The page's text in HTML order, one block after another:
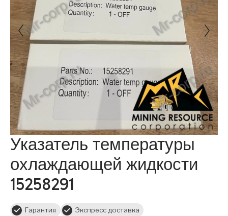
Указатель температуры
охлаждающей жидкости
15258291
Гарантия Экспресс доставка